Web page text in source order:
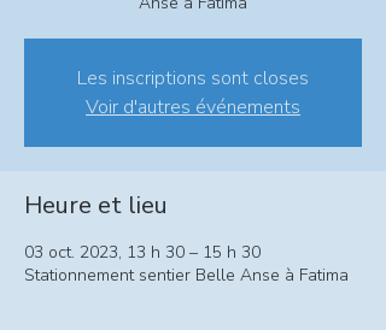
Les inscriptions sont closes
Voir d'autres événements
Heure et lieu
03 oct. 2023, 13 h 30 – 15 h 30
Stationnement sentier Belle Anse à Fatima